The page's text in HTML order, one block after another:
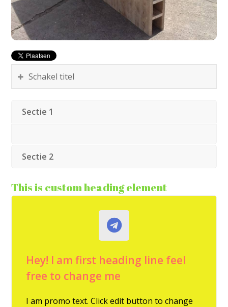
pulvinar dapibus leo.
Schakel titel
Sectie 1
Sectie 2
This is custom heading element
Hey! I am first heading line feel
free to change me
I am promo text. Click edit button to change